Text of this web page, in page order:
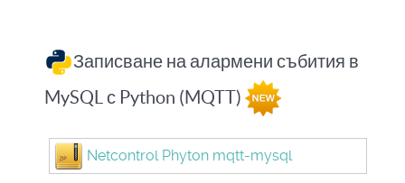
Записване на алармени събития в
MySQL с Python (MQTT)
Netcontrol Phyton mqtt-mysql